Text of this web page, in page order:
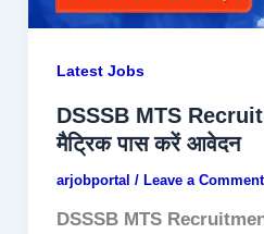
Latest Jobs
DSSSB MTS
मैट्रिक पास करें आवेदन
arjobportal / Leave a Comment
DSSSB MTS